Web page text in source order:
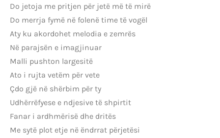
Do jetoja me pritjen për jetë më të mirë
Do merrja fymë në folenë time të vogël
Aty ku akordohet melodia e zemrës
Në parajsën e imagjinuar
Malli pushton largesitë
Ato i rujta vetëm për vete
Çdo gjë në shërbim për ty
Udhërrëfyese e ndjesive të shpirtit
Fanar i ardhmërisë dhe dritës
Me sytë plot etje në ëndrrat përjetësi